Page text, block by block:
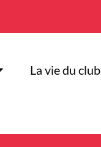
La vie du club